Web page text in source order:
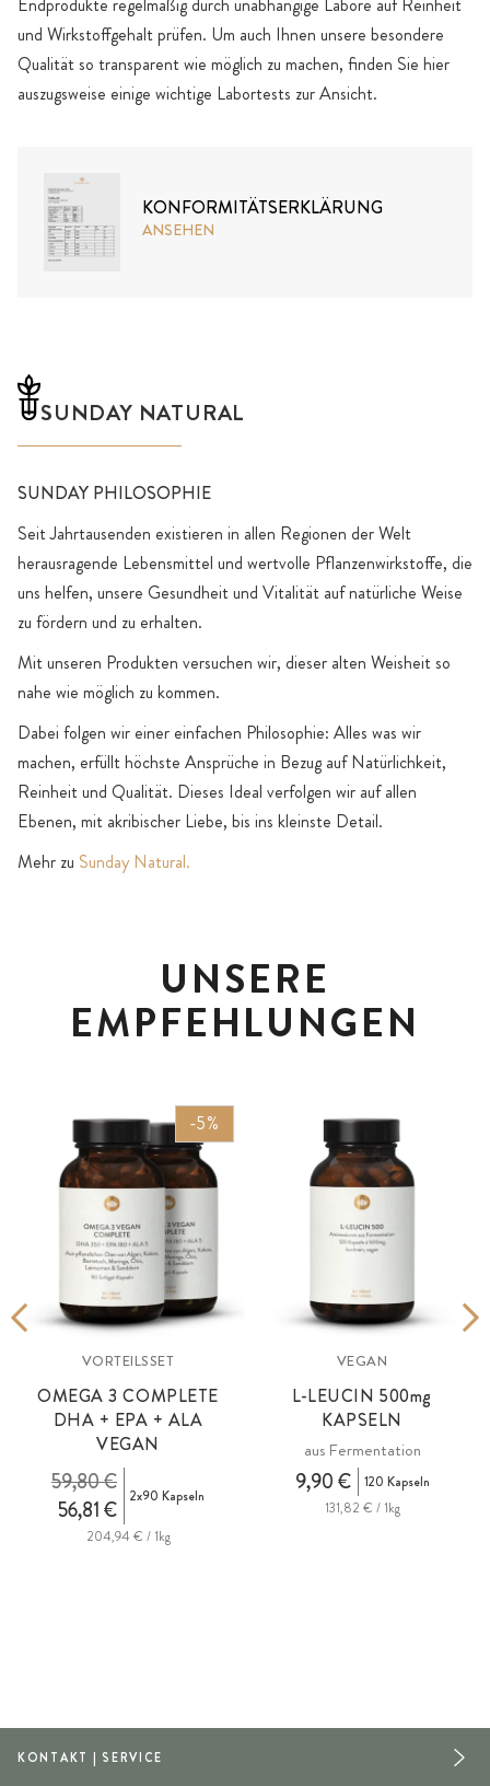
und Wirkstoffgehalt prüfen. Um auch Ihnen unsere besondere
Qualität so transparent wie möglich zu machen, finden Sie hier
auszugsweise einige wichtige Labortests zur Ansicht.
KONFORMITÄTSERKLÄRUNG
ANSEHEN
SUNDAY NATURAL
SUNDAY PHILOSOPHIE
Seit Jahrtausenden existieren in allen Regionen der Welt
herausragende Lebensmittel und wertvolle Pflanzenwirkstoffe, die
uns helfen, unsere Gesundheit und Vitalität auf natürliche Weise
zu fördern und zu erhalten.
Mit unseren Produkten versuchen wir, dieser alten Weisheit so
nahe wie möglich zu kommen.
Dabei folgen wir einer einfachen Philosophie: Alles was wir
machen, erfüllt höchste Ansprüche in Bezug auf Natürlichkeit,
Reinheit und Qualität. Dieses Ideal verfolgen wir auf allen
Ebenen, mit akribischer Liebe, bis ins kleinste Detail.
Mehr zu Sunday Natural.
UNSERE
EMPFEHLUNGEN
-5%
VORTEILSSET
OMEGA 3 COMPLETE
DHA + EPA + ALA
VEGAN
56,81 €
59,80 € 2x90 Kapseln
204,94 € / 1kg
VEGAN
L-LEUCIN 500mg
KAPSELN
aus Fermentation
9,90 €
120 Kapseln
131,82 € / 1kg
KONTAKT | SERVICE